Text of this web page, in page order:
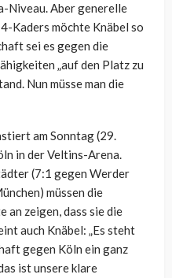
Niveau. Aber generelle
Kaders möchte Knäbel so
sei es gegen die
„auf den Platz zu
Nun müsse man die
am Sonntag (29.
in der Veltins-Arena.
(7:1 gegen Werder
müssen die
an zeigen, dass sie die
auch Knäbel: „Es steht
gegen Köln ein ganz
ist unsere klare